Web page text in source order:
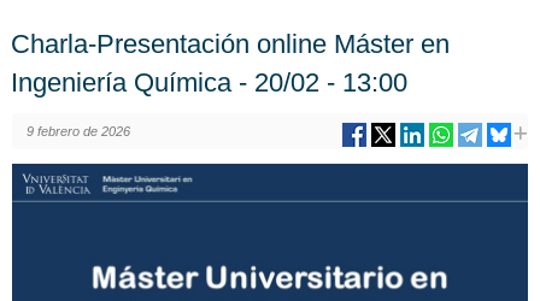
Charla-Presentación online Máster en
Ingeniería Química - 20/02 - 13:00
9 febrero de 2026